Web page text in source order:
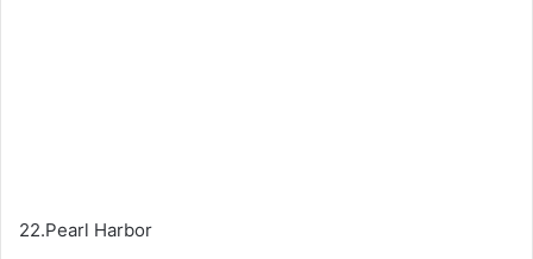
22.Pearl Harbor